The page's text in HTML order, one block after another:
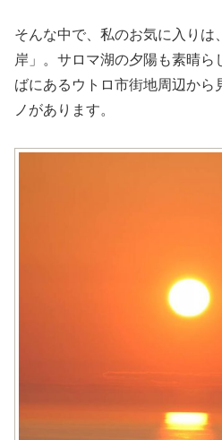
そんな中で、私のお気に入りは
岸」。サロマ湖の夕陽も素晴
ばにあるウトロ市街地周辺から
ノがあります。